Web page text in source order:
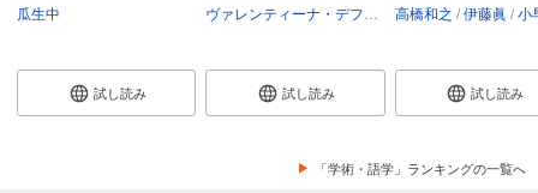
瓜生中
試し読み
アンドリュー・
試し読み
高橋和之 伊藤眞 小早川
試し読み
「学術・語学」ランキングの一覧へ